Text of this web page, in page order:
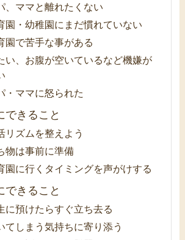
、ママと離れたくない
園・幼稚園にまだ慣れていない
園で苦手な事がある
い、お腹が空いているなど機嫌が
・ママに怒られた
できること
リズムを整えよう
物は事前に準備
園に行くタイミングを声がけする
できること
に預けたらすぐ立ち去る
てしまう気持ちに寄り添う